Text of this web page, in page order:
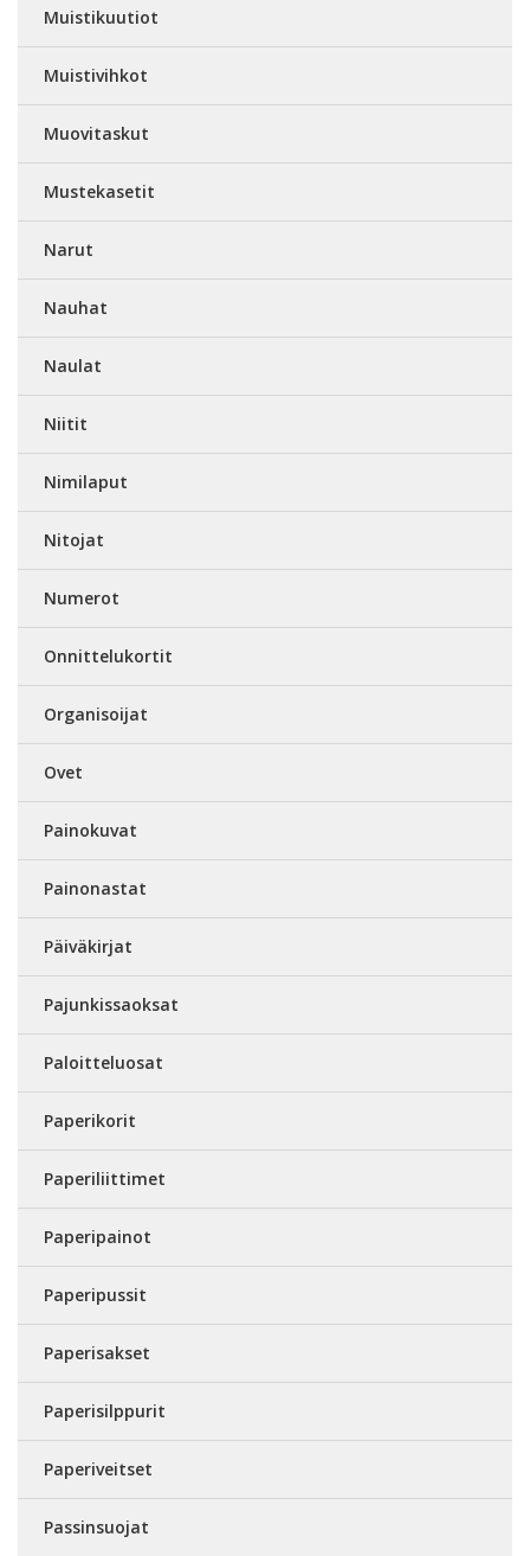
Muistikuutiot
Muistivihkot
Muovitaskut
Mustekasetit
Narut
Nauhat
Naulat
Niitit
Nimilaput
Nitojat
Numerot
Onnittelukortit
Organisoijat
Ovet
Painokuvat
Painonastat
Päiväkirjat
Pajunkissaoksat
Paloitteluosat
Paperikorit
Paperiliittimet
Paperipainot
Paperipussit
Paperisakset
Paperisilppurit
Paperiveitset
Passinsuojat